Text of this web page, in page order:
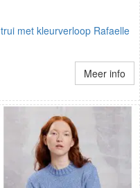
trui met kleurverloop Rafaelle
Meer info